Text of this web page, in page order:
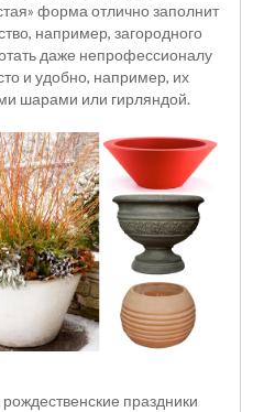
форма отлично заполнит
например, загородного
даже непрофессионалу
и удобно, например, их
шарами или гирляндой.
праздники